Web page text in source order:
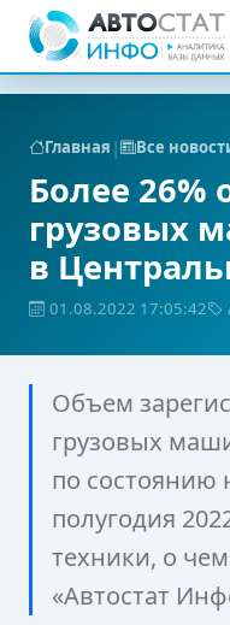
Главная | Все
Более 26%
грузовых
в
01.08.2022 17:05:42
Объем
грузовых
по состоянию
полугодия
техники, о
«Автостат